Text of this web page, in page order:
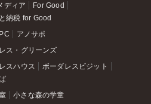
ディア
For Good
納税 for Good
アノサポ
ス・グリーンズ
スハウス
ボーダレスビジット
小さな森の学童